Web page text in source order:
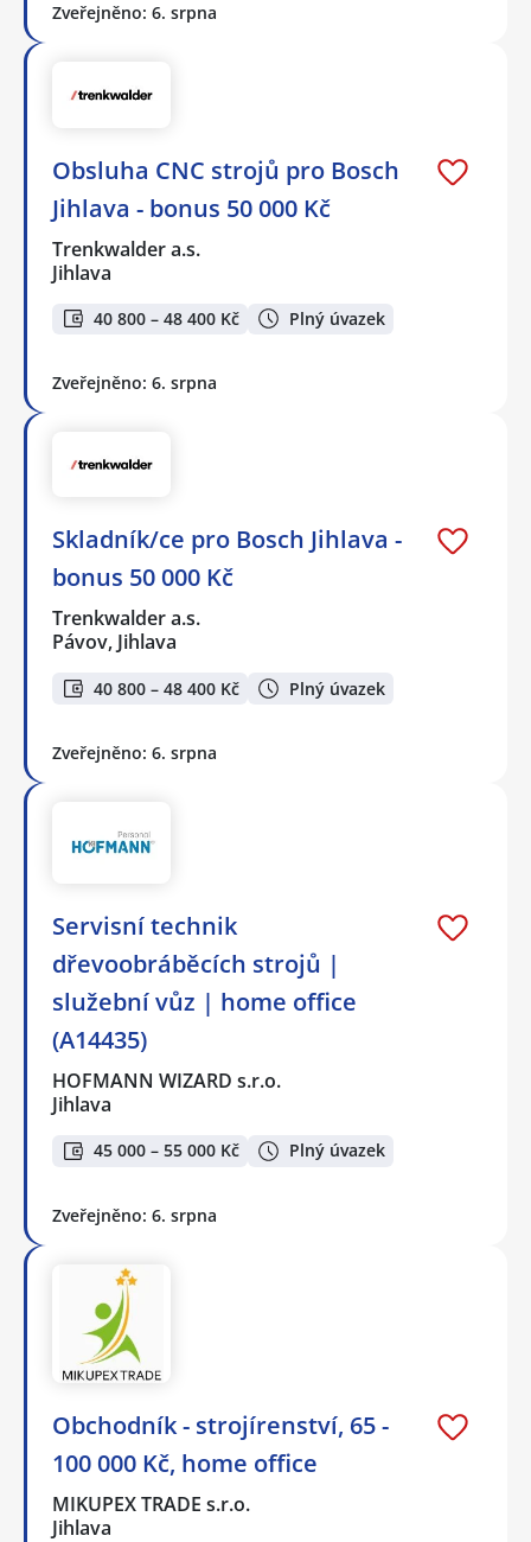
Zveřejněno: 6. srpna
Obsluha CNC strojů pro Bosch
Jihlava - bonus 50 000 Kč
Trenkwalder a.s.
Jihlava
40 800 – 48 400 Kč Plný úvazek
Zveřejněno: 6. srpna
Skladník/ce pro Bosch Jihlava -
bonus 50 000 Kč
Trenkwalder a.s.
Pávov, Jihlava
40 800 – 48 400 Kč Plný úvazek
Zveřejněno: 6. srpna
️Servisní technik
dřevoobráběcích strojů |
služební vůz | home office
(A14435)
HOFMANN WIZARD s.r.o.
Jihlava
45 000 – 55 000 Kč Plný úvazek
Zveřejněno: 6. srpna
Obchodník - strojírenství, 65 -
100 000 Kč, home office
MIKUPEX TRADE s.r.o.
Jihlava